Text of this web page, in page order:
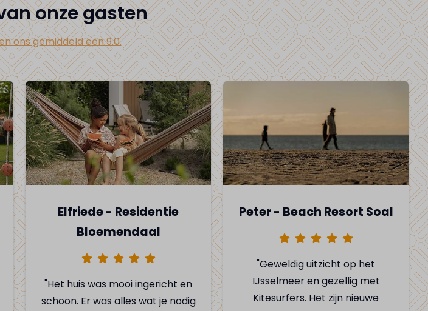
onze gasten
ons gemiddeld een 9.0.
Elfriede - Residentie
Bloemendaal
"Het huis was mooi ingericht en
schoon. Er was alles wat je nodig
Peter - Beach Resort Soal
"Geweldig uitzicht op het
IJsselmeer en gezellig met
Kitesurfers. Het zijn nieuwe